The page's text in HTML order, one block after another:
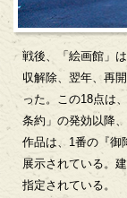
戦後、「絵画館」
収解除、翌年、再
った。この18点は
条約」の発効以降
作品は、1番の『御
展示されている。
指定されている。